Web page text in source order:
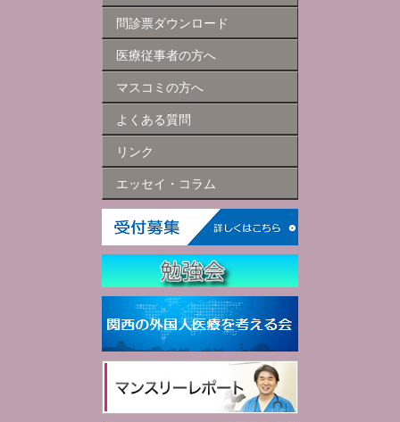
問診票ダウンロード
医療従事者の方へ
マスコミの方へ
よくある質問
リンク
エッセイ・コラム